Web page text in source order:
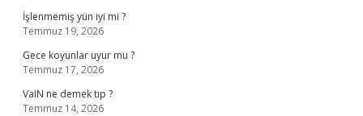
İşlenmemiş yün iyi mi ?
Temmuz 19, 2026
Gece koyunlar uyur mu ?
Temmuz 17, 2026
VaIN ne demek tıp ?
Temmuz 14, 2026